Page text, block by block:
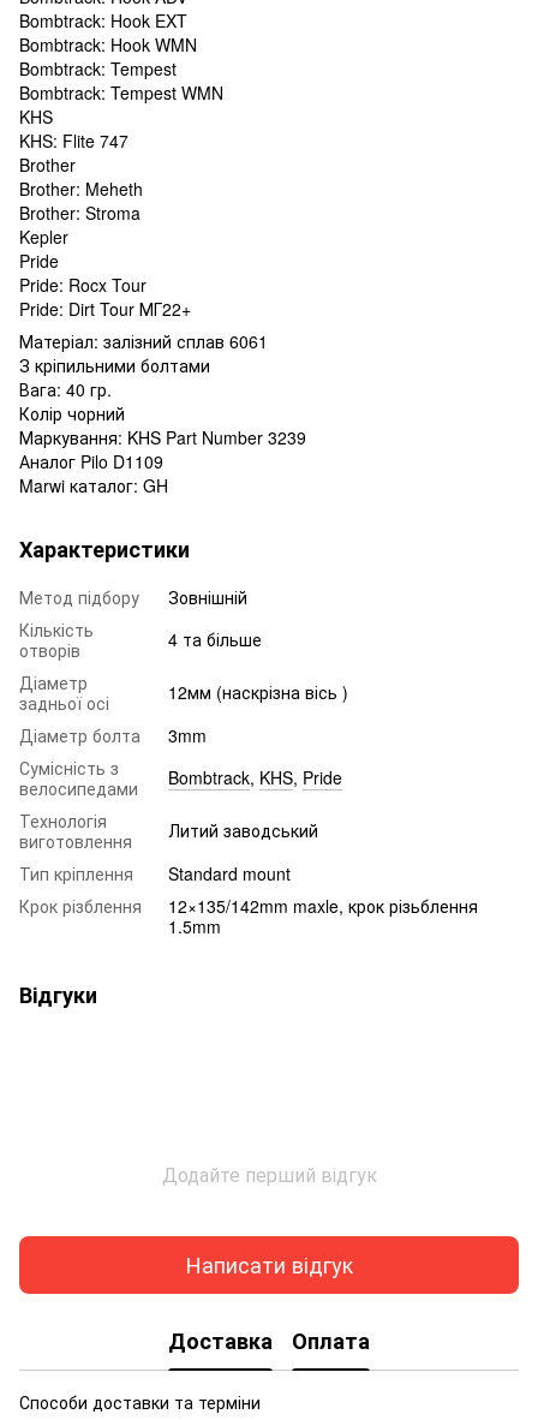
Bombtrack: Hook EXT
Bombtrack: Hook WMN
Bombtrack: Tempest
Bombtrack: Tempest WMN
KHS
KHS: Flite 747
Brother
Brother: Meheth
Brother: Stroma
Kepler
Pride
Pride: Rocx Tour
Pride: Dirt Tour МГ22+
Матеріал: залізний сплав 6061
З кріпильними болтами
Вага: 40 гр.
Колір чорний
Маркування: KHS Part Number 3239
Аналог Pilo D1109
Marwi каталог: GH
Характеристики
Метод підбору
Зовнішній
Кількість
отворів
4 та більше
Діаметр
задньої осі
12мм (наскрізна вісь )
Діаметр болта
3mm
Сумісність з
велосипедами
Bombtrack, KHS, Pride
Технологія
виготовлення
Литий заводський
Тип кріплення
Standard mount
Крок різблення
12×135/142mm maxle, крок різьблення
1.5mm
Відгуки
Додайте перший відгук
Написати відгук
Доставка Оплата
Способи доставки та терміни